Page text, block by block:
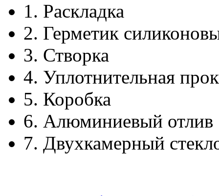
1. Раскладка
2. Герметик
3. Створка
4. Уплотнительная
5. Коробка
6. Алюминиевый отлив
7. Двухкамерный